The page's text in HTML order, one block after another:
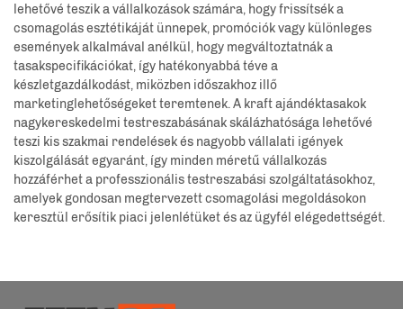
lehetővé teszik a vállalkozások számára, hogy frissítsék a
csomagolás esztétikáját ünnepek, promóciók vagy különleges
események alkalmával anélkül, hogy megváltoztatnák a
tasakspecifikációkat, így hatékonyabbá téve a
készletgazdálkodást, miközben időszakhoz illő
marketinglehetőségeket teremtenek. A kraft ajándéktasakok
nagykereskedelmi testreszabásának skálázhatósága lehetővé
teszi kis szakmai rendelések és nagyobb vállalati igények
kiszolgálását egyaránt, így minden méretű vállalkozás
hozzáférhet a professzionális testreszabási szolgáltatásokhoz,
amelyek gondosan megtervezett csomagolási megoldásokon
keresztül erősítik piaci jelenlétüket és az ügyfél elégedettségét.